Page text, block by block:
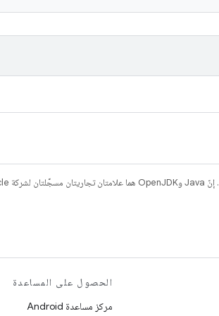
الحصول على المساعدة
مركز مساعدة Android